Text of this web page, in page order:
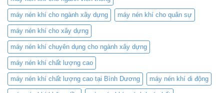
Cao
Hiệu
Suất
máy nén khí cho ngành xây dựng máy nén khí cho quân sự
máy nén khí cho xây dựng
máy nén khí chuyên dụng cho ngành xây dựng
máy nén khí chất lượng cao
máy nén khí chất lượng cao tại Bình Dương máy nén khí di động